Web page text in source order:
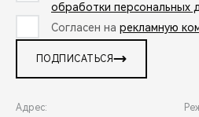
обработки персональных
Согласен на рекламную
ПОДПИСАТЬСЯ
Адрес: